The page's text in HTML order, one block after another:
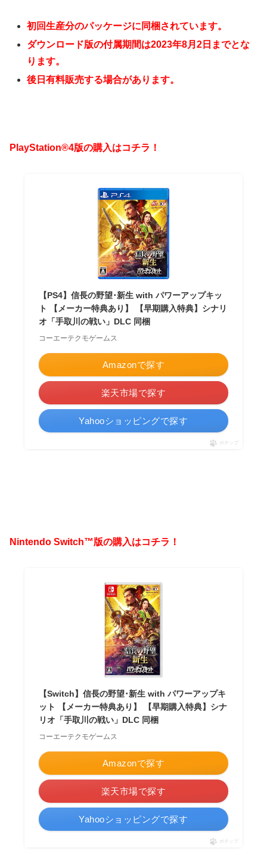
初回生産分のパッケージに同梱されています。
ダウンロード版の付属期間は2023年8月2日までとな
ります。
後日有料販売する場合があります。
PlayStation®4版の購入はコチラ！
【PS4】信長の野望･新生 with パワーアップキッ
ト 【メーカー特典あり】 【早期購入特典】シナリ
オ「手取川の戦い」DLC 同梱
コーエーテクモゲームス
Amazonで探す
楽天市場で探す
Yahooショッピングで探す
ポチップ
Nintendo Switch™版の購入はコチラ！
【Switch】信長の野望･新生 with パワーアップキ
ット 【メーカー特典あり】 【早期購入特典】シナ
リオ「手取川の戦い」DLC 同梱
コーエーテクモゲームス
Amazonで探す
楽天市場で探す
Yahooショッピングで探す
ポチップ